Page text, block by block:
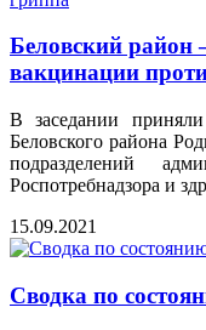
Беловский район
вакцинации
В заседании
Беловского района
подразделений
Роспотребнадзора и
15.09.2021
Сводка по